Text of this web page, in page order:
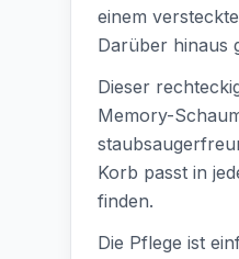
einem
Darüber hinaus
Dieser
Memory-
Korb passt in
finden.
Die Pflege ist